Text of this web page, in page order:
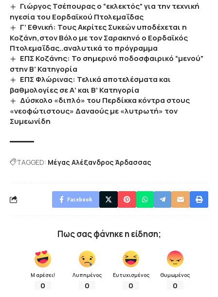
Γιώργος Τσέπουρας ο “εκλεκτός” για την τεχνική
ηγεσία του Εορδαϊκού Πτολεμαΐδας
Γ’ Εθνική: Τους Ακρίτες Συκεών υποδέχεται η
Κοζάνη,στον Βόλο με τον Σαρακηνό ο Εορδαϊκός
Πτολεμαΐδας..αναλυτικά το πρόγραμμα
ΕΠΣ Κοζάνης: Το σημερινό ποδοσφαιρικό “μενού”
στην Β’ Κατηγορία
ΕΠΣ Φλώρινας: Τελικά αποτελέσματα και
βαθμολογίες σε Α’ και Β’ Κατηγορία
Δύσκολο «διπλό» του Περδίκκα κόντρα στους
«νεοφώτιστους» Δαναούς με «λυτρωτή» τον
Συμεωνίδη
TAGGED: Μέγας Αλέξανδρος Άρδασσας
Facebook
Πως σας φάνηκε η είδηση;
Μ αρέσει!
0
Λυπημένος
0
Ευτυχισμένος
0
Θυμωμένος
0